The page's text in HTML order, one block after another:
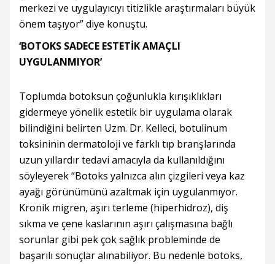
merkezi ve uygulayıcıyı titizlikle araştırmaları büyük
önem taşıyor” diye konuştu.
‘BOTOKS SADECE ESTETİK AMAÇLI
UYGULANMIYOR’
Toplumda botoksun çoğunlukla kırışıklıkları
gidermeye yönelik estetik bir uygulama olarak
bilindiğini belirten Uzm. Dr. Kelleci, botulinum
toksininin dermatoloji ve farklı tıp branşlarında
uzun yıllardır tedavi amacıyla da kullanıldığını
söyleyerek “Botoks yalnızca alın çizgileri veya kaz
ayağı görünümünü azaltmak için uygulanmıyor.
Kronik migren, aşırı terleme (hiperhidroz), diş
sıkma ve çene kaslarının aşırı çalışmasına bağlı
sorunlar gibi pek çok sağlık probleminde de
başarılı sonuçlar alınabiliyor. Bu nedenle botoks,